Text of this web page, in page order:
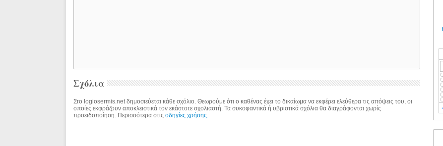
Σχόλια
Στο logiosermis.net δημοσιεύεται κάθε σχόλιο. Θεωρούμε ότι ο καθένας έχει το δικαίωμα να εκφέρει ελεύθερα τις απόψεις του, οι
οποίες εκφράζουν αποκλειστικά τον εκάστοτε σχολιαστή. Τα συκοφαντικά ή υβριστικά σχόλια θα διαγράφονται χωρίς
προειδοποίηση. Περισσότερα στιςοδηγίες χρήσης